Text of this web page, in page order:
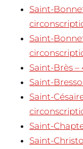
Saint-
Saint-
Saint-Brès
Saint-
Saint-
Saint-
Saint-